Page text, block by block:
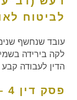
לביטוח
עובד שנחשף
לקה בירידה
הדין לעבודה